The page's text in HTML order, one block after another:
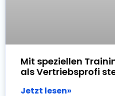
Mit speziellen
als Vertriebsprofi
Jetzt lesen»